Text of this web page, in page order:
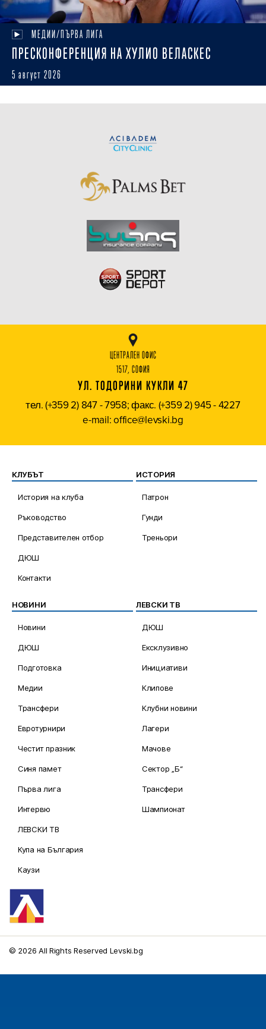
МЕДИИ/ПЪРВА ЛИГА
ПРЕСКОНФЕРЕНЦИЯ НА ХУЛИО ВЕЛАСКЕС
5 август 2026
ЦЕНТРАЛЕН ОФИС
1517, СОФИЯ
УЛ. ТОДОРИНИ КУКЛИ 47
тел. (+359 2) 847 - 7958; факс. (+359 2) 945 - 4227
e-mail: office@levski.bg
КЛУБЪТ
История на клуба
Ръководство
Представителен отбор
ДЮШ
Контакти
ИСТОРИЯ
Патрон
Гунди
Треньори
НОВИНИ
Новини
ДЮШ
Подготовка
Медии
Трансфери
Евротурнири
Честит празник
Синя памет
Първа лига
Интервю
ЛЕВСКИ ТВ
Купа на България
Каузи
ЛЕВСКИ ТВ
ДЮШ
Ексклузивно
Инициативи
Клипове
Клубни новини
Лагери
Мачове
Сектор „Б“
Трансфери
Шампионат
© 2026 All Rights Reserved Levski.bg